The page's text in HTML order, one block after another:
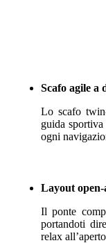
Scafo agile a
Lo scafo
guida sportiva
ogni
Layout
Il ponte
portandoti
relax